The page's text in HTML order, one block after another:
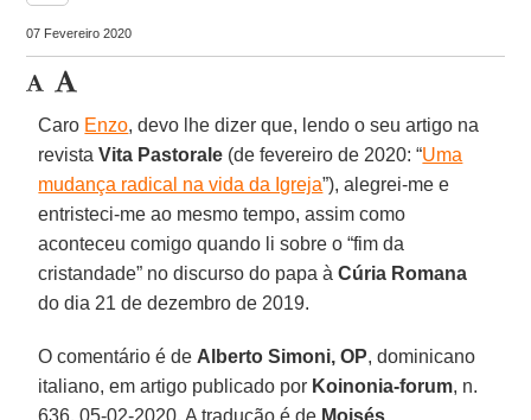
07 Fevereiro 2020
Caro Enzo, devo lhe dizer que, lendo o seu artigo na
revistaVita Pastorale (de fevereiro de 2020: “Uma
mudança radical na vida da Igreja”), alegrei-me e
entristeci-me ao mesmo tempo, assim como
aconteceu comigo quando li sobre o “fim da
cristandade” no discurso do papa àCúria Romana
do dia 21 de dezembro de 2019.
O comentário é de Alberto Simoni, OP, dominicano
italiano, em artigo publicado por Koinonia-forum, n.
636, 05-02-2020. A tradução é de Moisés